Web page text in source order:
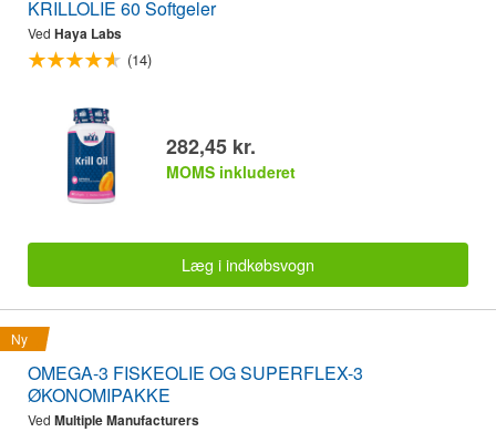
KRILLOLIE 60 Softgeler
Ved Haya Labs
(14)
282,45 kr.
MOMS inkluderet
Læg i indkøbsvogn
Ny
OMEGA-3 FISKEOLIE OG SUPERFLEX-3
ØKONOMIPAKKE
Ved Multiple Manufacturers